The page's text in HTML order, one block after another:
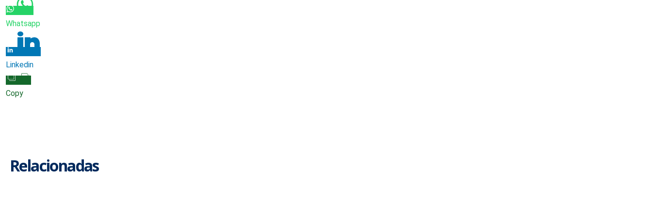
Whatsapp
Linkedin
Copy
Relacionadas